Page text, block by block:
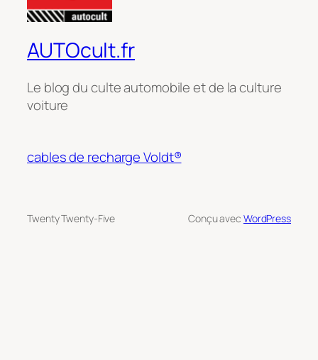
AUTOcult.fr
Le blog du culte automobile et de la culture
voiture
cables de recharge Voldt®
Twenty Twenty-Five Conçu avec WordPress